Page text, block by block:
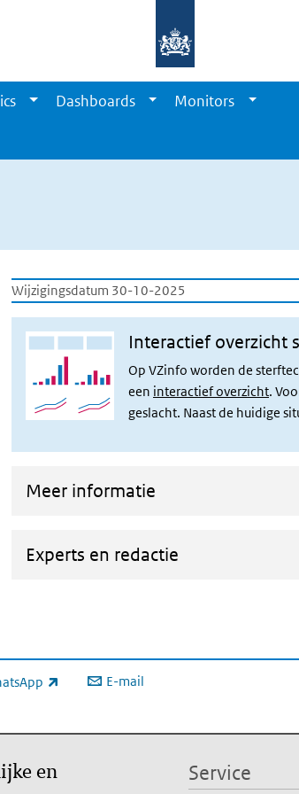
Dashboards
Monitors
Wijzigingsdatum 30-10-2025
Interactief overzicht
Op VZinfo worden de
een interactief overzicht.
geslacht. Naast de huidige
Meer informatie
Experts en redactie
link) E-mail
en
Service